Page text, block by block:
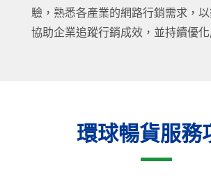
驗，熟悉各產業的網路行銷需求，以
協助企業追蹤行銷成效，並持續優化
環球暢貨服務